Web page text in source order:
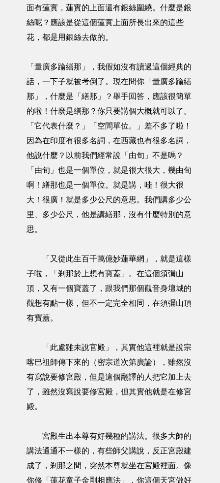
面有蓮實，蓮實的上面還有銀絲圍繞。什麼是銀
絲呢？應該是從這個蓮實上面所長出來的這些
花，都是用銀絲去做的。
「量廣多踰繕那」，我假如沒有讀過這個經典的
話，一下子就被考倒了。現在問你「量廣多踰繕
那」，什麼是「繕那」？舉手回答，應該很簡單
的啦！什麼是繕那？你只要講個大概就可以了。
「它代表什麼？」「空間單位。」差不多了啦！
因為在印度有很多名詞，在西藏也有很多名詞，
他說什麼？以前我們經常說「由旬」不是嗎？
「由旬」也是一個單位，就是很大很大，幾由旬
啊！繕那也是一個單位。就是講，哇！很大很
大！很廣！就是多少公尺的意思。我們講多少公
里、多少公尺，他是講繕那，沒有什麼特別的意
思。
「又從此生百千萬億妙蓮華網」，就是這樣
子啦，「剎那於上想有寶蓋」。在這個須彌山
頂，又有一個寶蓋了，跟我們那個觀音身壇城的
觀想有點一樣，但不一定完全相同，在須彌山頂
有寶蓋。
「此處雖未說官殿」，其實他這裡就是說宗
喀巴祖師傳下來的（密宗道次第廣論），雖然沒
有寫說要修宮殿，但是這個翻譯的人把它加上去
了，雖然沒寫說要修宮殿，但其實他就是在修宮
殿。
宮殿生出本尊有好幾種的講法。很多大師的
講法通通不一樣的，有些師父講說，反正宮殿建
成了，剎那之間，突然本尊就坐在宮殿裡面。像
你修「蓮花童子金剛相應法」，你這個天宮做好